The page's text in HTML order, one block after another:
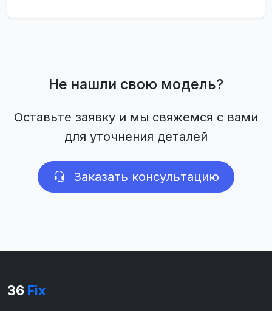
Не нашли свою модель?
Оставьте заявку и мы свяжемся с вами
для уточнения деталей
Заказать консультацию
36 Fix